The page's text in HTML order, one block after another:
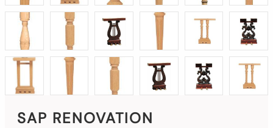
SAP RENOVATION